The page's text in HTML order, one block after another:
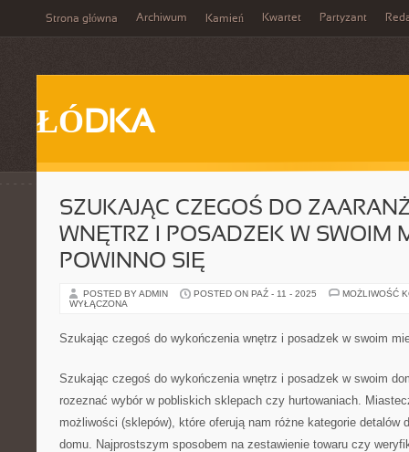
Strona główna Archiwum Kamień Kwartet Partyzant
ŁÓDKA
SZUKAJĄC CZEGOŚ DO
WNĘTRZ I POSADZEK W SWOIM
POWINNO SIĘ
POSTED BY ADMIN POSTED ON PAŹ - 11 - 2025
MOŻLIWOŚĆ
WYŁĄCZONA
Szukając czegoś do wykończenia wnętrz i posadzek w swoim
Szukając czegoś do wykończenia wnętrz i posadzek w swoim
rozeznać wybór w pobliskich sklepach czy hurtowaniach.
możliwości (sklepów), które oferują nam różne kategorie detalów
domu. Najprostszym sposobem na zestawienie towaru czy